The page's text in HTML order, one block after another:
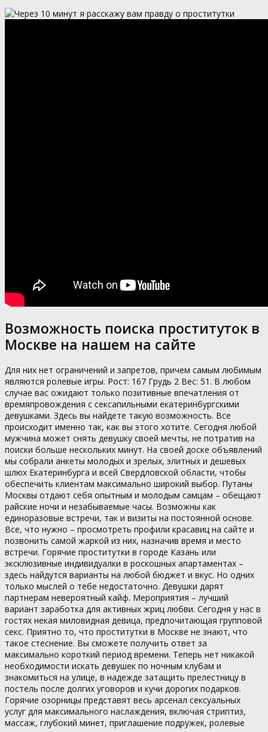
Возможность поиска проституток в
Москве на нашем на сайте
Для них нет ограничений и запретов, причем самым любимым
являются ролевые игры. Рост: 167 Грудь 2 Вес: 51. В любом
случае вас ожидают только позитивные впечатления от
времяпровождения с сексапильными екатеринбургскими
девушками. Здесь вы найдете такую возможность. Все
происходит именно так, как вы этого хотите. Сегодня любой
мужчина может снять девушку своей мечты, не потратив на
поиски больше нескольких минут. На своей доске объявлений
мы собрали анкеты молодых и зрелых, элитных и дешевых
шлюх Екатеринбурга и всей Свердловской области, чтобы
обеспечить клиентам максимально широкий выбор. Путаны
Москвы отдают себя опытным и молодым самцам – обещают
райские ночи и незабываемые часы. Возможны как
единоразовые встречи, так и визиты на постоянной основе.
Все, что нужно – просмотреть профили красавиц на сайте и
позвонить самой жаркой из них, назначив время и место
встречи. Горячие проститутки в городе Казань или
эксклюзивные индивидуалки в роскошных апартаментах –
здесь найдутся варианты на любой бюджет и вкус. Но одних
только мыслей о тебе недостаточно. Девушки дарят
партнерам невероятный кайф. Мероприятия – лучший
вариант заработка для активных жриц любви. Сегодня у нас в
гостях некая миловидная девица, предпочитающая групповой
секс. Приятно то, что проститутки в Москве не знают, что
такое стеснение. Вы сможете получить ответ за
максимально короткий период времени. Теперь нет никакой
необходимости искать девушек по ночным клубам и
знакомиться на улице, в надежде затащить прелестницу в
постель после долгих уговоров и кучи дорогих подарков.
Горячие озорницы представят весь арсенал сексуальных
услуг для максимального наслаждения, включая стриптиз,
массаж, глубокий минет, приглашение подружек, ролевые